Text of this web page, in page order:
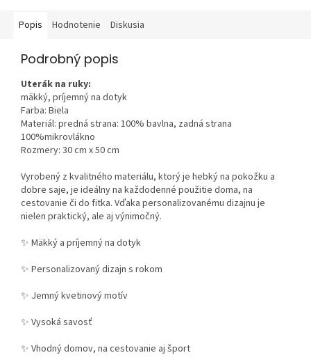
Popis Hodnotenie Diskusia
Podrobný popis
Uterák na ruky:
mäkký, príjemný na dotyk
Farba: Biela
Materiál: predná strana: 100% bavlna, zadná strana
100%mikrovlákno
Rozmery: 30 cm x 50 cm
Vyrobený z kvalitného materiálu, ktorý je hebký na pokožku a
dobre saje, je ideálny na každodenné použitie doma, na
cestovanie či do fitka. Vďaka personalizovanému dizajnu je
nielen praktický, ale aj výnimočný.
✨ Mäkký a príjemný na dotyk
✨ Personalizovaný dizajn s rokom
✨ Jemný kvetinový motív
✨ Vysoká savosť
✨ Vhodný domov, na cestovanie aj šport